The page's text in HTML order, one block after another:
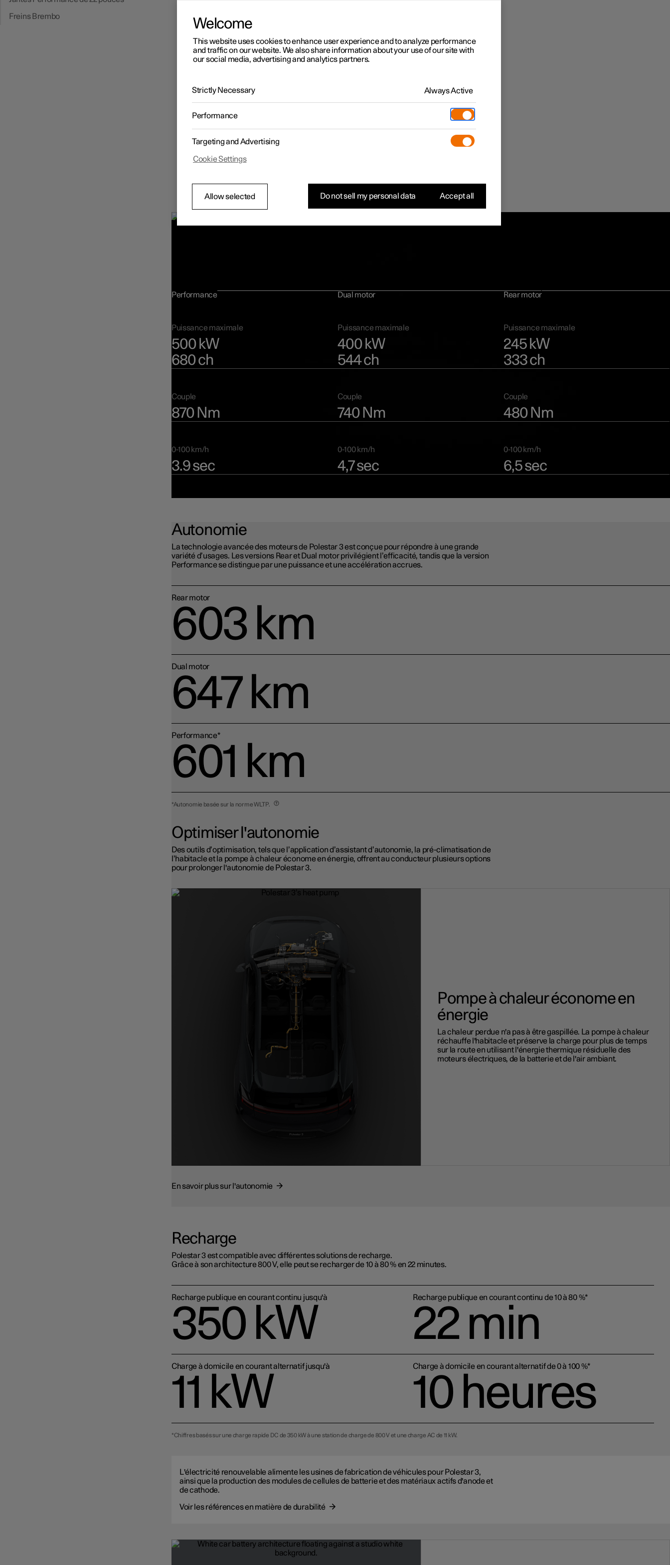
Freins Brembo
Performance Dual motor Rear motor
Puissance maximale
500 kW
680 ch
Puissance maximale
400 kW
544 ch
Puissance maximale
245 kW
333 ch
Couple
870 Nm
Couple
740 Nm
Couple
480 Nm
0-100 km/h
3.9 sec
0-100 km/h
4,7 sec
0-100 km/h
6,5 sec
Autonomie
La technologie avancée des moteurs de Polestar 3 est conçue pour répondre à une grande
variété d’usages. Les versions Rear et Dual motor privilégient l’efficacité, tandis que la version
Performance se distingue par une puissance et une accélération accrues.
Rear motor
603 km
Dual motor
647 km
Performance*
601 km
*Autonomie basée sur la norme WLTP.
Optimiser l'autonomie
Des outils d’optimisation, tels que l’application d’assistant d’autonomie, la pré-climatisation de
l’habitacle et la pompe à chaleur économe en énergie, offrent au conducteur plusieurs options
pour prolonger l'autonomie de Polestar 3.
Pompe à chaleur économe en
énergie
La chaleur perdue n'a pas à être gaspillée. La pompe à chaleur
réchauffe l'habitacle et préserve la charge pour plus de temps
sur la route en utilisant l'énergie thermique résiduelle des
moteurs électriques, de la batterie et de l'air ambiant.
En savoir plus sur l'autonomie
Recharge
Polestar 3 est compatible avec différentes solutions de recharge.
Grâce à son architecture 800 V, elle peut se recharger de 10 à 80 % en 22 minutes.
Recharge publique en courant continu jusqu'à
350 kW
Recharge publique en courant continu de 10 à 80 %*
22 min
Charge à domicile en courant alternatif jusqu'à
11 kW
Charge à domicile en courant alternatif de 0 à 100 %*
10 heures
*Chiffres basés sur une charge rapide DC de 350 kW à une station de charge de 800 V et une charge AC de 11 kW.
L'électricité renouvelable alimente les usines de fabrication de véhicules pour Polestar 3,
ainsi que la production des modules de cellules de batterie et des matériaux actifs d'anode et
de cathode.
Voir les références en matière de durabilité
Welcome
This website uses cookies to enhance user experience and to analyze performance
and traffic on our website. We also share information about your use of our site with
our social media, advertising and analytics partners.
Strictly Necessary Always Active
Performance
Targeting and Advertising
Cookie Settings
Allow selected Do not sell my personal data Accept all